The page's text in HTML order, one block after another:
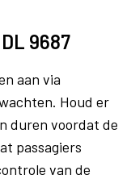
9687
aan via
Houd er
duren voordat de
passagiers
van de